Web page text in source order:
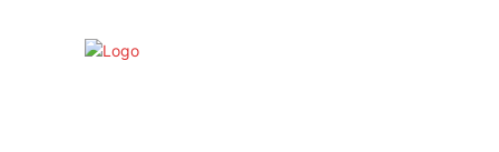
¡A sonreír!: estudio